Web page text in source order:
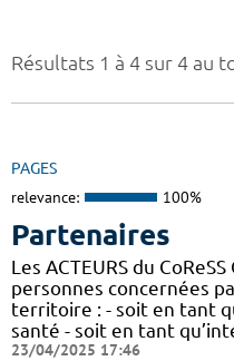
Résultats 1 à 4 sur 4 au
PAGES
relevance: 100%
Partenaires
Les ACTEURS du
personnes concernées
territoire : - soit en tant
santé - soit en tant
23/04/2025 17:46